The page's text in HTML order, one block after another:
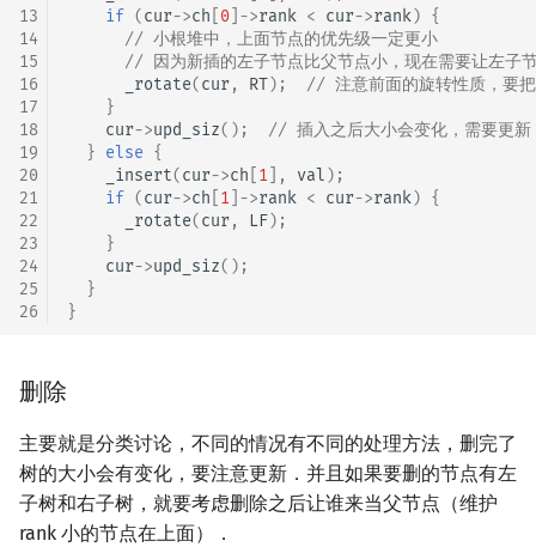
13
14
15
16
17
18
19
20
21
22
23
24
25
26
if (cur->ch 0 ->rank < cur->rank) {
// 小根堆中，上面节点的优先级一定更小
// 因为新插的左子节点比父节点小，现在需要让左子
_rotate(cur, RT);
// 注意前面的旋转性质，要
}
cur->upd_siz();
// 插入之后大小会变化，需要更新
} else {
_insert(cur->ch 1 ], val);
if (cur->ch 1 ->rank < cur->rank) {
_rotate(cur, LF);
}
cur->upd_siz();
}
}
删除
主要就是分类讨论，不同的情况有不同的处理方法，删完了
树的大小会有变化，要注意更新．并且如果要删的节点有左
子树和右子树，就要考虑删除之后让谁来当父节点（维护
rank 小的节点在上面）．